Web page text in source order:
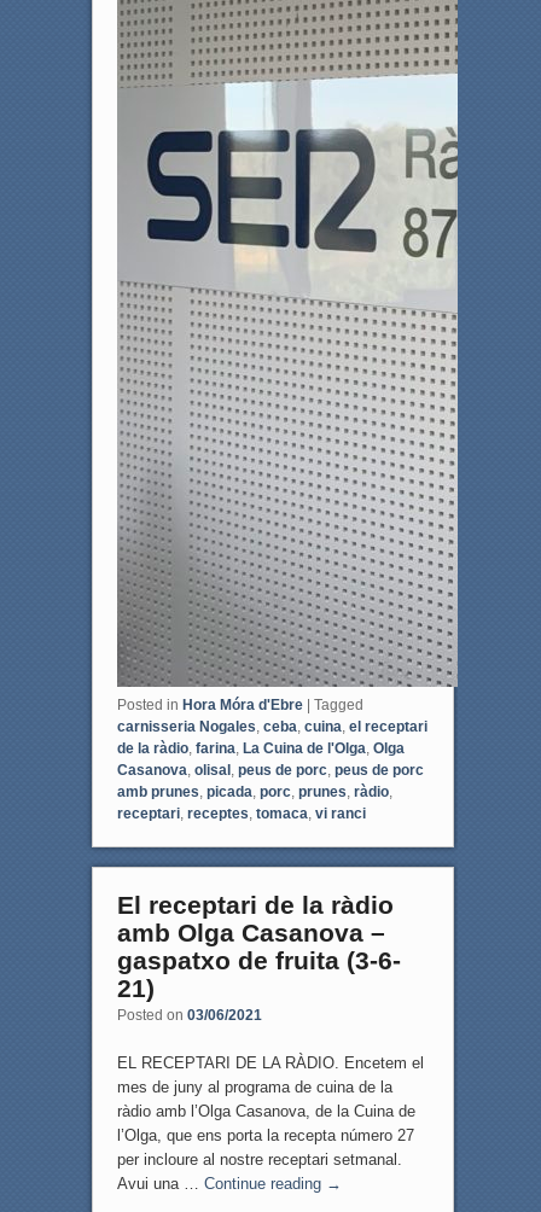
Posted in Hora Móra d'Ebre
Tagged
carnisseria Nogales, ceba, cuina, el receptari
de la ràdio, farina, La Cuina de l'Olga, Olga
Casanova, olisal , peus de porc, peus de porc
amb prunes, picada, porc, prunes, ràdio,
receptari, receptes, tomaca, vi ranci
El receptari de la ràdio
amb Olga Casanova –
gaspatxo de fruita (3-6-
21)
Posted on 03/06/2021
EL RECEPTARI DE LA RÀDIO. Encetem el
mes de juny al programa de cuina de la
ràdio amb l’Olga Casanova, de la Cuina de
l’Olga, que ens porta la recepta número 27
per incloure al nostre receptari setmanal.
Avui una … Continue reading →